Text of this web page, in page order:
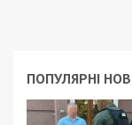
ПОПУЛЯРНІ